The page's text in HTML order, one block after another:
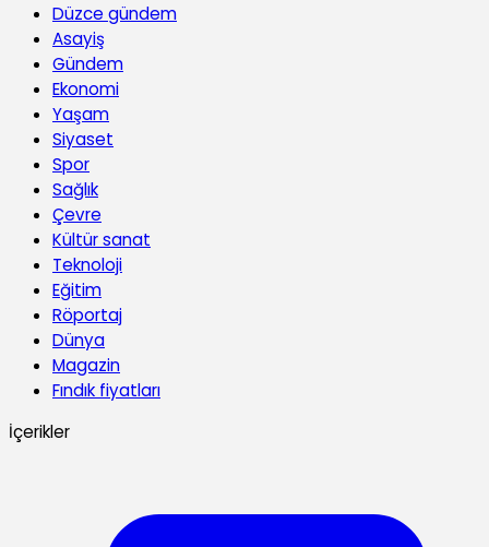
Düzce gündem
Asayiş
Gündem
Ekonomi
Yaşam
Siyaset
Spor
Sağlık
Çevre
Kültür sanat
Teknoloji
Eğitim
Röportaj
Dünya
Magazin
Fındık fiyatları
İçerikler